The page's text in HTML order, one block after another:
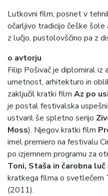
Lutkovni film, posnet v
očarljivo tradicijo češke
z lučjo, pustolovščino pa z
o avtorju
Filip Pošivač je diplomiral iz
umetnost, arhitekturo in
zaključil kratki film Az po
je postal festivalska
ustvaril še spletno serijo
Moss). Njegov kratki film
imel premiero na festivalu
po izjemnem programu za
Toni, Staša in čarobna luč
kratkega filma o svetlečem
(2011).